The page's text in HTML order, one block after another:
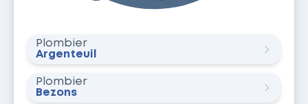
Plombier
Argenteuil
Plombier
Bezons